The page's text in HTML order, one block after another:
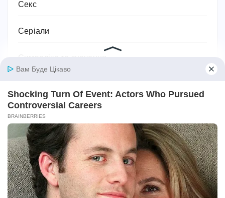
Секс
Серіали
Соціальний захист та соціальна підтримка
Спорт
Спортивне харчування